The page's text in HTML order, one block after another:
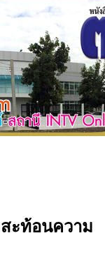
ะท้อนความ